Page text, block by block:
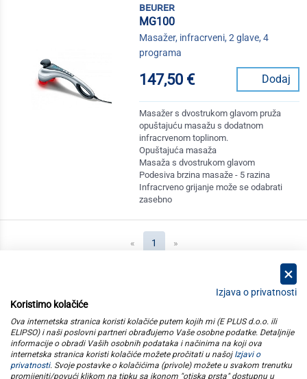
beurer
MG100
Masažer, infracrveni, 2 glave, 4
programa
147,50 € Dodaj
Masažer s dvostrukom glavom pruža
opuštajuću masažu s dodatnom
infracrvenom toplinom.
Opuštajuća masaža
Masaža s dvostrukom glavom
Podesiva brzina masaže - 5 razina
Infracrveno grijanje može se odabrati
zasebno
« 1 (current)
»
kategorije
elipso
Izjava o privatnosti
Koristimo kolačiće
Ova internetska stranica koristi kolačiće putem kojih mi (E PLUS d.o.o. ili
ELIPSO) i naši poslovni partneri obrađujemo Vaše osobne podatke. Detaljnije
informacije o obradi Vaših osobnih podataka i načinima na koji ova
internetska stranica koristi kolačiće možete pročitati u našoj Izjavi o
privatnosti. Svoje postavke o kolačićima (privole) možete u svakom trenutku
promijeniti/povući klikom na tipku sa ikonom "otiska prsta" dostupnu u